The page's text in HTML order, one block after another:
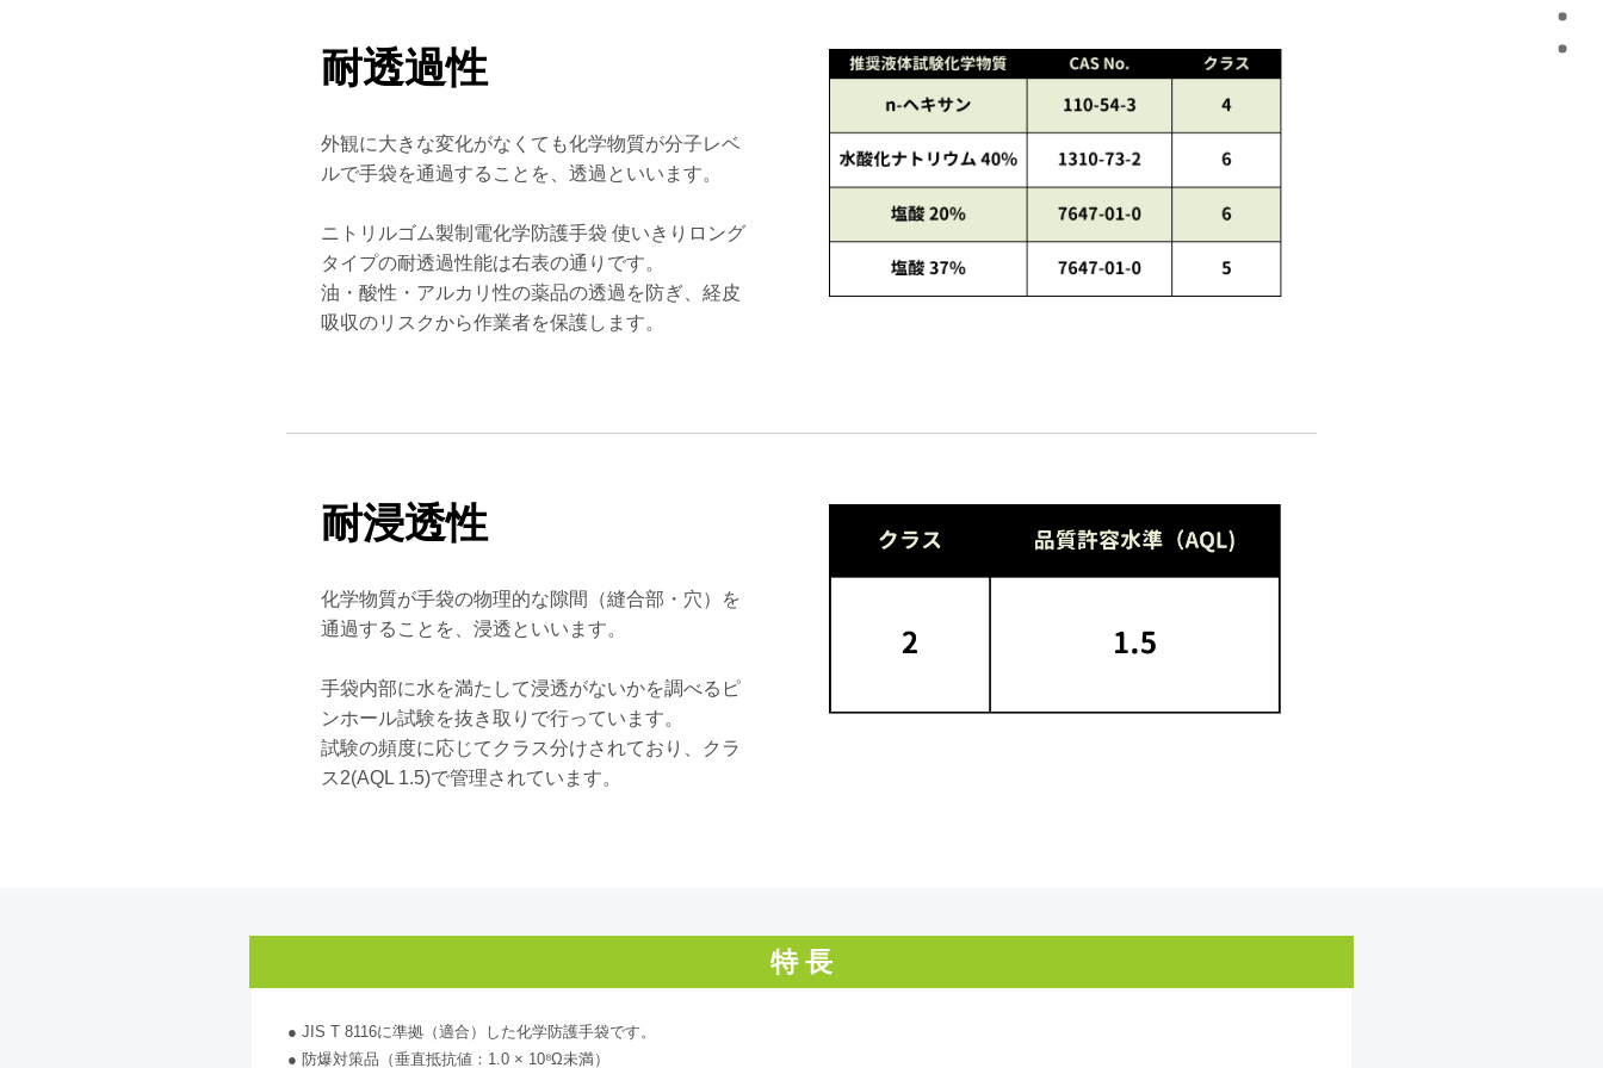
耐透過性
外観に大きな変化がなくても化学物質が分子レベ
ルで手袋を通過することを、透過といいます。
ニトリルゴム製制電化学防護手袋 使いきりロング
タイプの耐透過性能は右表の通りです。
油・酸性・アルカリ性の薬品の透過を防ぎ、経皮
吸収のリスクから作業者を保護します。
耐浸透性
化学物質が手袋の物理的な隙間（縫合部・穴）を
通過することを、浸透といいます。
手袋内部に水を満たして浸透がないかを調べるピ
ンホール試験を抜き取りで行っています。
試験の頻度に応じてクラス分けされており、クラ
ス2(AQL 1.5)で管理されています。
特 長
● JIS T 8116に準拠（適合）した化学防護手袋です。
● 防爆対策品（垂直抵抗値：1.0 × 10⁸Ω未満）